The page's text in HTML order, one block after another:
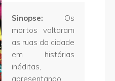
Sinopse: Os
mortos voltaram
as ruas da cidade
em histórias
inéditas,
apresentando